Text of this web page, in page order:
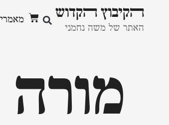
ﬣקיבוץ ﬣקדוש
האתר של משה נחמני
מורה